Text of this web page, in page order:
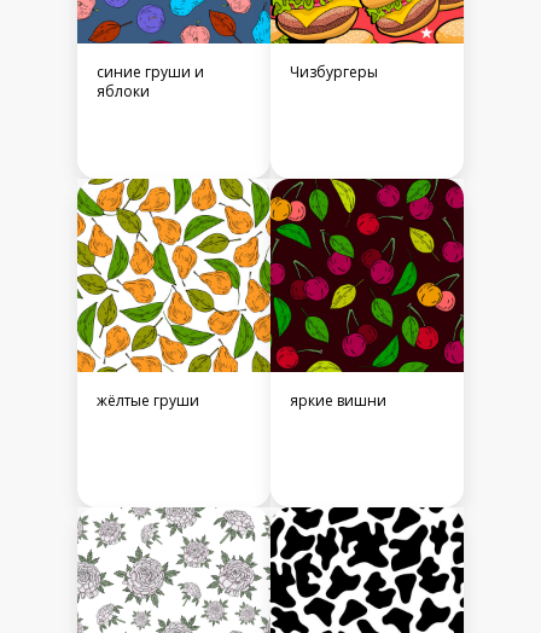
синие груши и
яблоки
Чизбургеры
жёлтые груши яркие вишни